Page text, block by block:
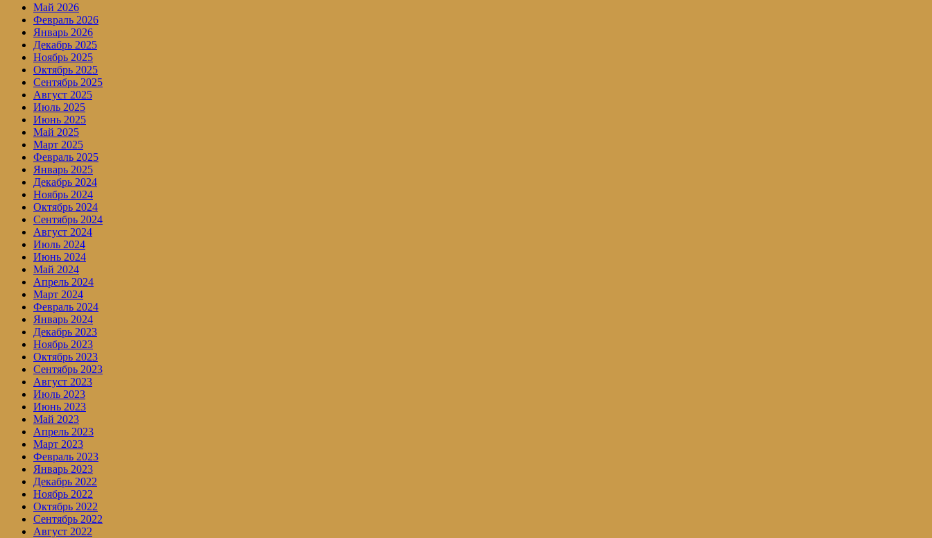
Май 2026
Февраль 2026
Январь 2026
Декабрь 2025
Ноябрь 2025
Октябрь 2025
Сентябрь 2025
Август 2025
Июль 2025
Июнь 2025
Май 2025
Март 2025
Февраль 2025
Январь 2025
Декабрь 2024
Ноябрь 2024
Октябрь 2024
Сентябрь 2024
Август 2024
Июль 2024
Июнь 2024
Май 2024
Апрель 2024
Март 2024
Февраль 2024
Январь 2024
Декабрь 2023
Ноябрь 2023
Октябрь 2023
Сентябрь 2023
Август 2023
Июль 2023
Июнь 2023
Май 2023
Апрель 2023
Март 2023
Февраль 2023
Январь 2023
Декабрь 2022
Ноябрь 2022
Октябрь 2022
Сентябрь 2022
Август 2022